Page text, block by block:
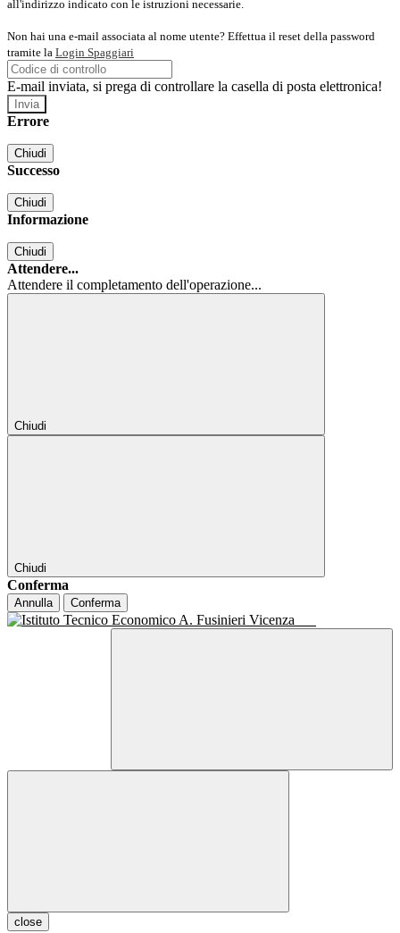
all'indirizzo indicato con le istruzioni necessarie.
Non hai una e-mail associata al nome utente? Effettua il reset della password
tramite la Login Spaggiari
E-mail inviata, si prega di controllare la casella di posta elettronica!
Errore
Chiudi
Successo
Chiudi
Informazione
Chiudi
Attendere...
Attendere il completamento dell'operazione...
Chiudi
Chiudi
Conferma
Annulla Conferma
close